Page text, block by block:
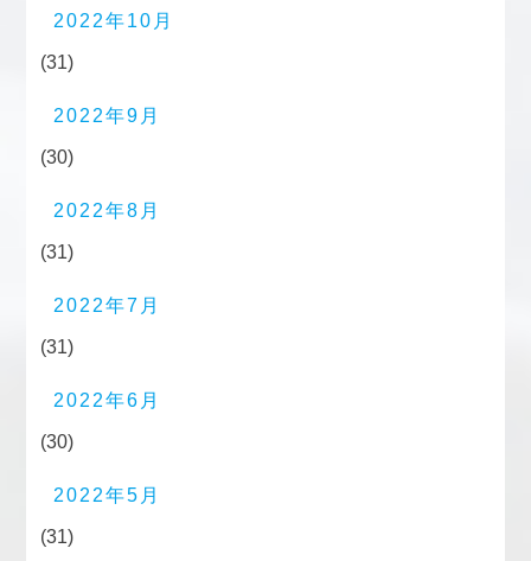
2022年10月
(31)
2022年9月
(30)
2022年8月
(31)
2022年7月
(31)
2022年6月
(30)
2022年5月
(31)